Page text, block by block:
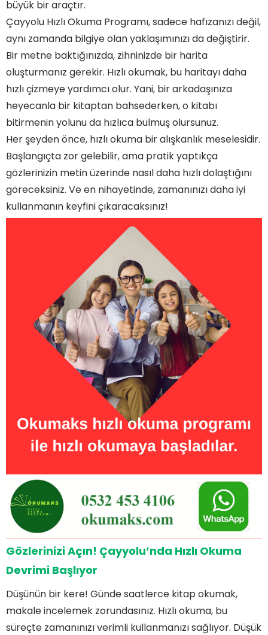
büyük bir araçtır.
Çayyolu Hızlı Okuma Programı, sadece hafızanızı değil,
aynı zamanda bilgiye olan yaklaşımınızı da değiştirir.
Bir metne baktığınızda, zihninizde bir harita
oluşturmanız gerekir. Hızlı okumak, bu haritayı daha
hızlı çizmeye yardımcı olur. Yani, bir arkadaşınıza
heyecanla bir kitaptan bahsederken, o kitabı
bitirmenin yolunu da hızlıca bulmuş olursunuz.
Her şeyden önce, hızlı okuma bir alışkanlık meselesidir.
Başlangıçta zor gelebilir, ama pratik yaptıkça
gözlerinizin metin üzerinde nasıl daha hızlı dolaştığını
göreceksiniz. Ve en nihayetinde, zamanınızı daha iyi
kullanmanın keyfini çıkaracaksınız!
Gözlerinizi Açın! Çayyolu’nda Hızlı Okuma
Devrimi Başlıyor
Düşünün bir kere! Günde saatlerce kitap okumak,
makale incelemek zorundasınız. Hızlı okuma, bu
süreçte zamanınızı verimli kullanmanızı sağlıyor. Düşük